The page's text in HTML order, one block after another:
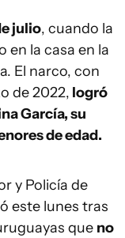
julio, cuando la
en la casa en la
El narco, con
de 2022, logró
García, su
de edad.
y Policía de
este lunes tras
que no